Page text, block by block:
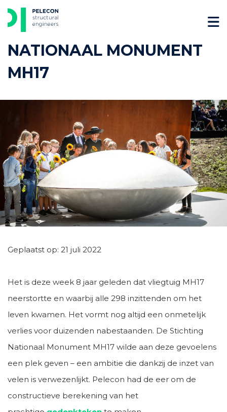
Skip
to
NATIONAAL MONUMENT
MH17
Geplaatst op: 21 juli 2022
Het is deze week 8 jaar geleden dat vliegtuig MH17
neerstortte en waarbij alle 298 inzittenden om het
leven kwamen. Het vormt nog altijd een onmetelijk
verlies voor duizenden nabestaanden. De Stichting
Nationaal Monument MH17 wilde aan deze gevoelens
een plek geven – een ambitie die dankzij de inzet van
velen is verwezenlijkt. Pelecon had de eer om de
constructieve berekening van het